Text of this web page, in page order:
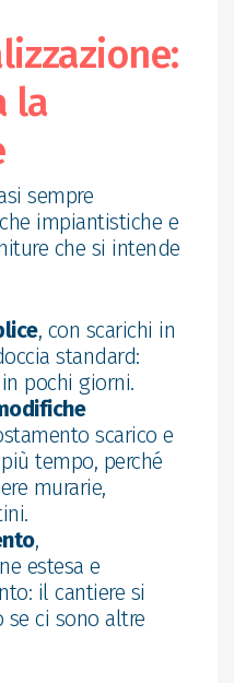
la
sempre
impiantistiche e
che si intende
, con scarichi in
standard:
pochi giorni.
scarico e
tempo, perché
murarie,
,
estesa e
il cantiere si
ci sono altre